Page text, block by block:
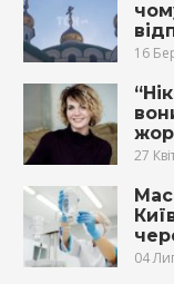
16
27
04